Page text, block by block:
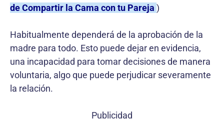
de Compartir la Cama con tu Pareja )
Habitualmente dependerá de la aprobación de la
madre para todo. Esto puede dejar en evidencia,
una incapacidad para tomar decisiones de manera
voluntaria, algo que puede perjudicar severamente
la relación.
Publicidad